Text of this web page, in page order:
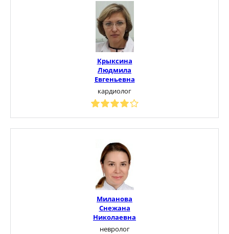
Крыксина
Людмила
Евгеньевна
кардиолог
Миланова
Снежана
Николаевна
невролог